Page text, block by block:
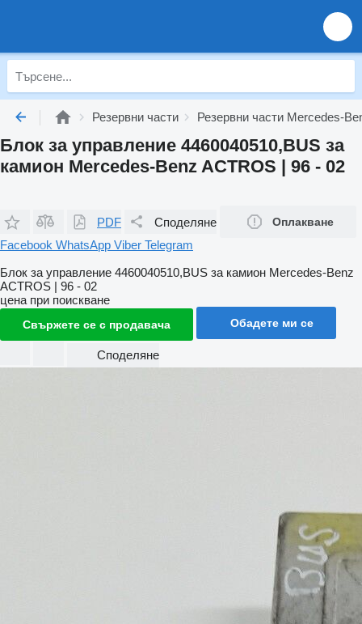
Резервни части Резервни части Mercedes-
Блок за управление 4460040510,BUS за
камион Mercedes-Benz ACTROS | 96 - 02
PDF Споделяне Оплакване
Facebook WhatsApp Viber Telegram
Блок за управление 4460040510,BUS за камион Mercedes-Benz
ACTROS | 96 - 02
цена при поискване
Свържете се с продавача Обадете ми се
Споделяне